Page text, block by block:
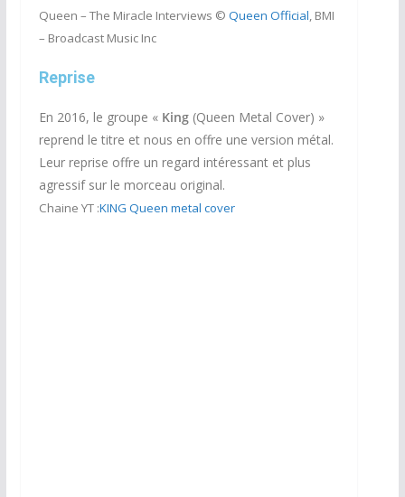
Queen – The Miracle Interviews © Queen Official, BMI
– Broadcast Music Inc
Reprise
En 2016, le groupe « King(Queen Metal Cover) »
reprend le titre et nous en offre une version métal.
Leur reprise offre un regard intéressant et plus
agressif sur le morceau original.
Chaine YT :KING Queen metal cover